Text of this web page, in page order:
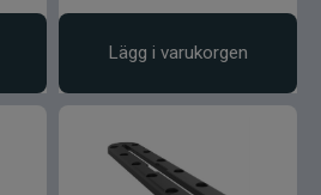
Lägg i varukorgen